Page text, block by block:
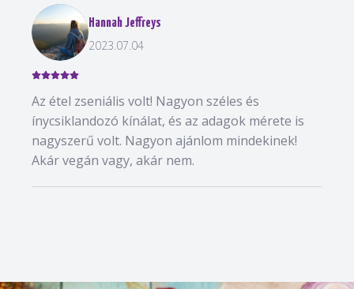
Hannah Jeffreys
2023.07.04
Az étel zseniális volt! Nagyon széles és
ínycsiklandozó kínálat, és az adagok mérete is
nagyszerű volt. Nagyon ajánlom mindekinek!
Akár vegán vagy, akár nem.